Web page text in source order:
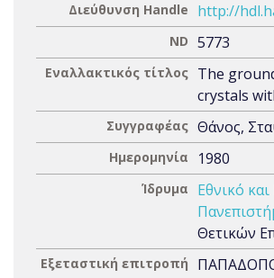
Διεύθυνση Handle http://
ND 5773
Εναλλακτικός τίτλος The
crystals
Συγγραφέας Θάνος,
Ημερομηνία 1980
Ίδρυμα
Εθνικό
Θετικών
Εξεταστική επιτροπή